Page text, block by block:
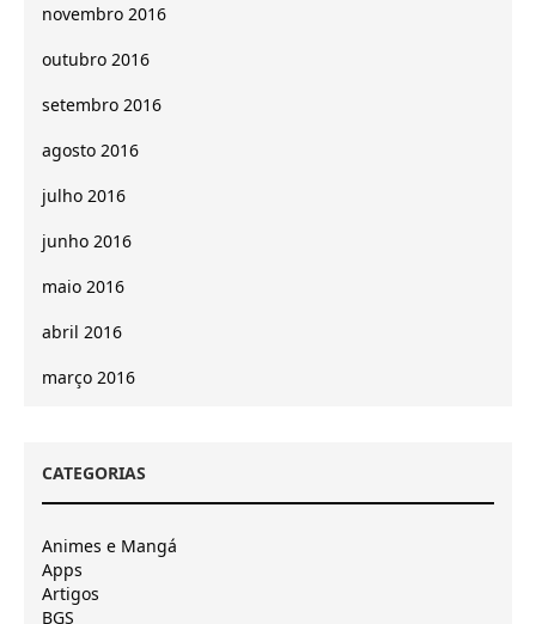
novembro 2016
outubro 2016
setembro 2016
agosto 2016
julho 2016
junho 2016
maio 2016
abril 2016
março 2016
CATEGORIAS
Animes e Mangá
Apps
Artigos
BGS